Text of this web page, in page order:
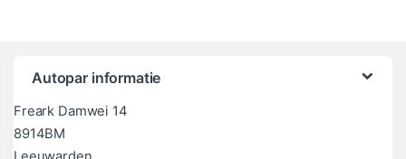
Autopar informatie
Freark Damwei 14
8914BM